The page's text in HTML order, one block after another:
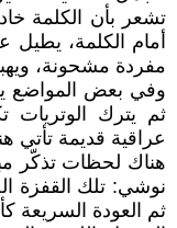
تشعر بأن الكلمة
أمام الكلمة،
مفردة مشحونة،
وفي بعض المواضع
ثم يترك
عراقية قديمة تأتي
هناك لحظات تذكّر
نوشي: تلك القفزة
ثم العودة السريعة